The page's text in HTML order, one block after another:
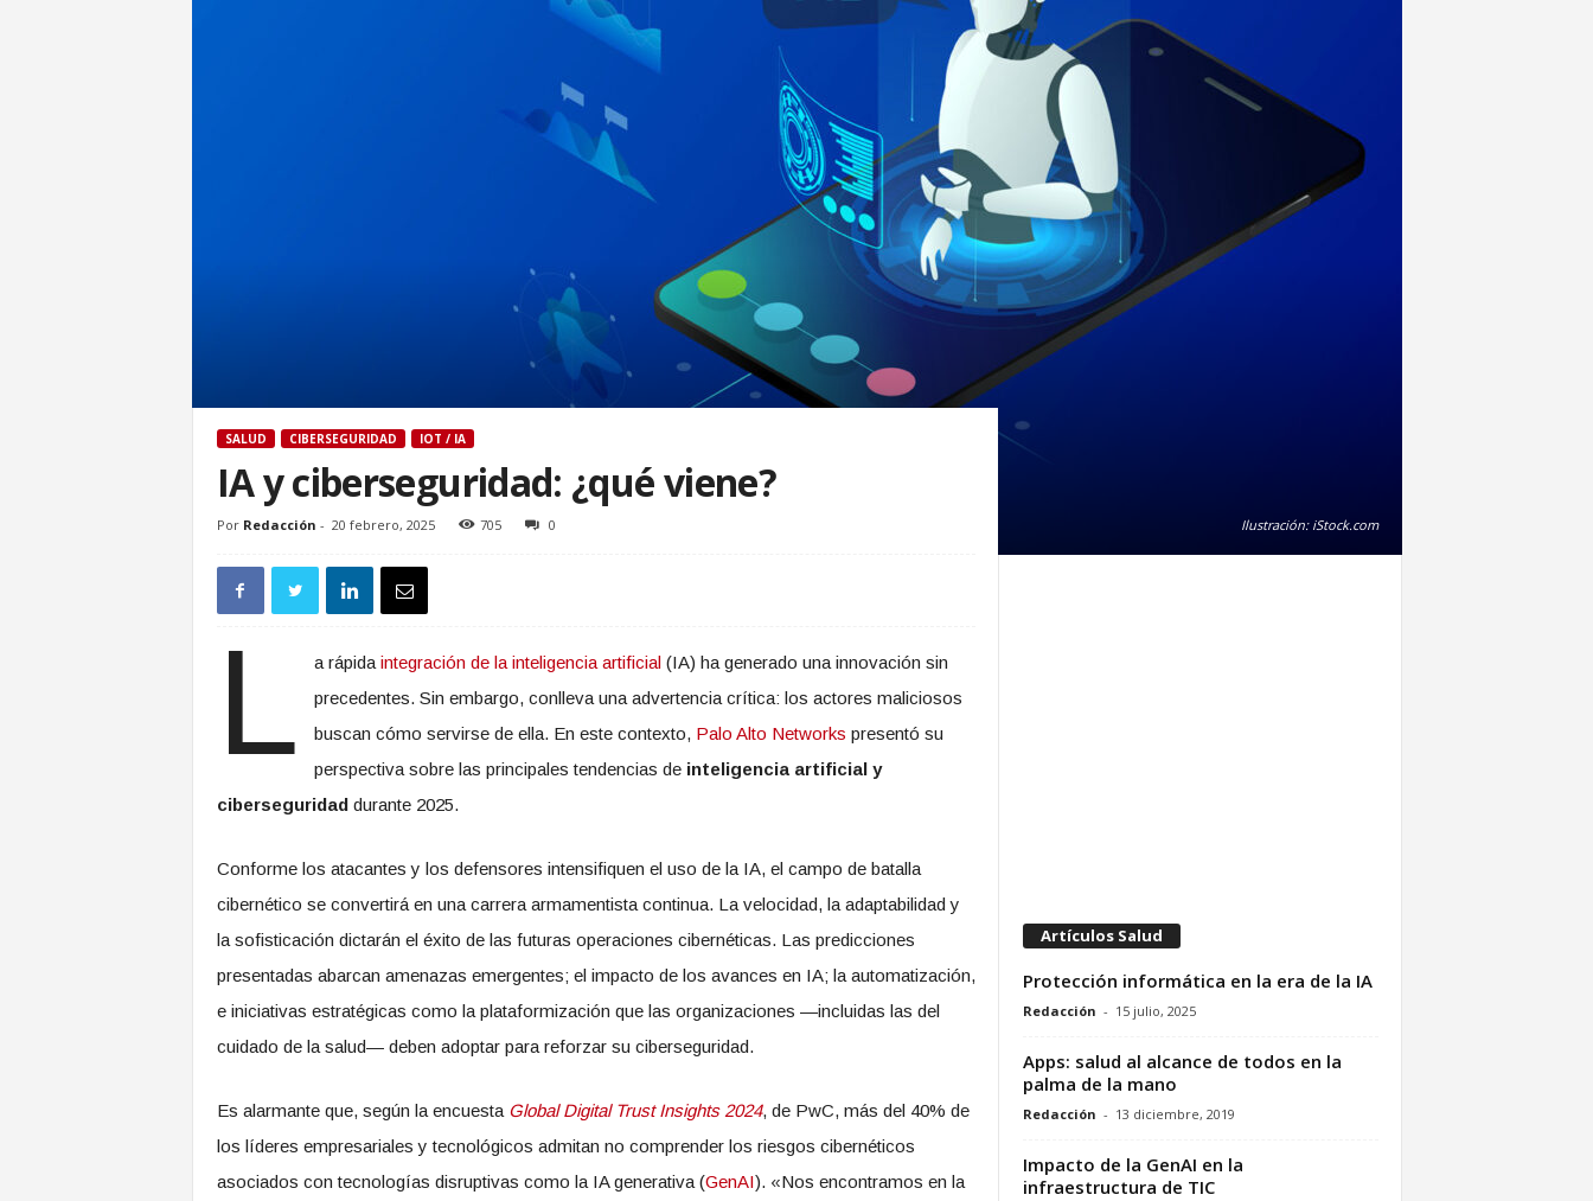
Ilustración: iStock.com
SALUD CIBERSEGURIDAD IOT / IA
IA y ciberseguridad: ¿qué viene?
Por Redacción - 20 febrero, 2025 705 0
L a rápidaintegración de la inteligencia artificial (IA) ha generado una innovación sin
precedentes. Sin embargo, conlleva una advertencia crítica: los actores maliciosos
buscan cómo servirse de ella. En este contexto, Palo Alto Networks presentó su
perspectiva sobre las principales tendencias de inteligencia artificial y
ciberseguridaddurante 2025.
Conforme los atacantes y los defensores intensifiquen el uso de la IA, el campo de batalla
cibernético se convertirá en una carrera armamentista continua. La velocidad, la adaptabilidad y
la sofisticación dictarán el éxito de las futuras operaciones cibernéticas. Las predicciones
presentadas abarcan amenazas emergentes; el impacto de los avances en IA; la automatización,
e iniciativas estratégicas como la plataformización que las organizaciones —incluidas las del
cuidado de la salud— deben adoptar para reforzar su ciberseguridad.
Es alarmante que, según la encuesta Global Digital Trust Insights 2024, de PwC, más del 40% de
los líderes empresariales y tecnológicos admitan no comprender los riesgos cibernéticos
asociados con tecnologías disruptivas como la IA generativa (GenAI). «Nos encontramos en la
Artículos Salud
Protección informática en la era de la IA
Redacción - 15 julio, 2025
Apps: salud al alcance de todos en la
palma de la mano
Redacción - 13 diciembre, 2019
Impacto de la GenAI en la
infraestructura de TIC